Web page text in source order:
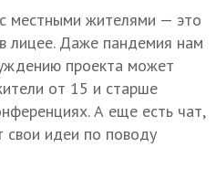
местными жителями — это
лицее. Даже пандемия нам
проекта может
от 15 и старше
А еще есть чат,
свои идеи по поводу